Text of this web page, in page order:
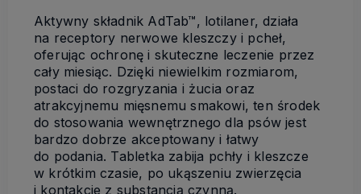
Aktywny składnik AdTab™, lotilaner, działa
na receptory nerwowe kleszczy i pcheł,
oferując ochronę i skuteczne leczenie przez
cały miesiąc. Dzięki niewielkim rozmiarom,
postaci do rozgryzania i żucia oraz
atrakcyjnemu mięsnemu smakowi, ten środek
do stosowania wewnętrznego dla psów jest
bardzo dobrze akceptowany i łatwy
do podania. Tabletka zabija pchły i kleszcze
w krótkim czasie, po ukąszeniu zwierzęcia
i kontakcie z substancją czynną.